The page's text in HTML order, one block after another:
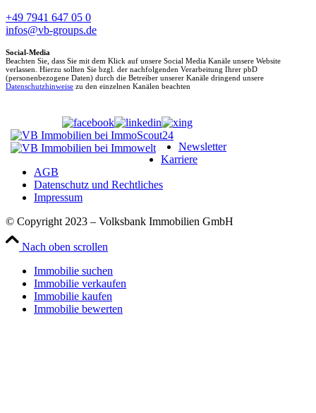
+49 7941 647 05 0
infos@vb-groups.de
Social-Media
Beachten Sie, dass Sie mit dem Klick auf unsere Social Media Kanäle unsere Website
verlassen. Hierzu sollten Sie bzgl. der nachfolgenden Verarbeitung Ihrer pbD
(personenbezogene Daten) durch die Betreiber unserer Kanäle dringend unsere
Datenschutzhinweise zu den einzelnen Kanälen beachten
Newsletter
Karriere
AGB
Datenschutz und Rechtliches
Impressum
© Copyright 2023 – Volksbank Immobilien GmbH
Nach oben scrollen
Immobilie suchen
Immobilie verkaufen
Immobilie kaufen
Immobilie bewerten